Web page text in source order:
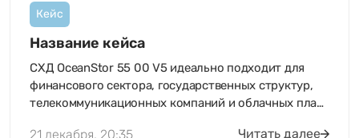
Кейс
Название кейса
СХД OceanStor 55 00 V5 идеально подходит для
финансового сектора, государственных структур,
телекоммуникационных компаний и облачных пла…